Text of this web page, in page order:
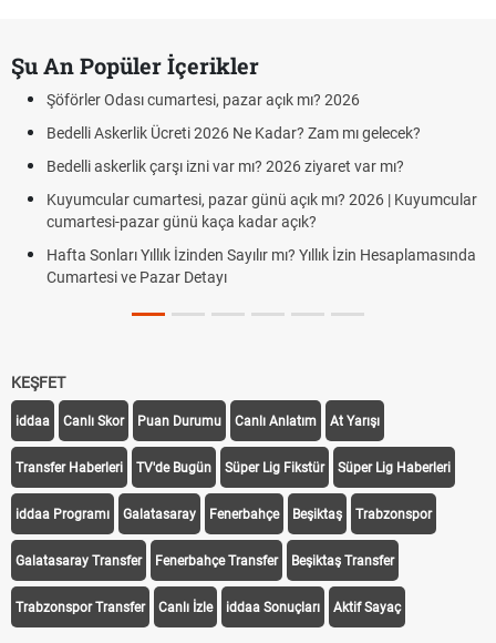
Şu An Popüler İçerikler
Şöförler Odası cumartesi, pazar açık mı? 2026
Bedelli Askerlik Ücreti 2026 Ne Kadar? Zam mı gelecek?
Bedelli askerlik çarşı izni var mı? 2026 ziyaret var mı?
Kuyumcular cumartesi, pazar günü açık mı? 2026 | Kuyumcular
cumartesi-pazar günü kaça kadar açık?
Hafta Sonları Yıllık İzinden Sayılır mı? Yıllık İzin Hesaplamasında
Cumartesi ve Pazar Detayı
KEŞFET
iddaa Canlı Skor Puan Durumu Canlı Anlatım At Yarışı
Transfer Haberleri TV'de Bugün Süper Lig Fikstür Süper Lig Haberleri
iddaa Programı Galatasaray Fenerbahçe Beşiktaş Trabzonspor
Galatasaray Transfer Fenerbahçe Transfer Beşiktaş Transfer
Trabzonspor Transfer Canlı İzle iddaa Sonuçları Aktif Sayaç